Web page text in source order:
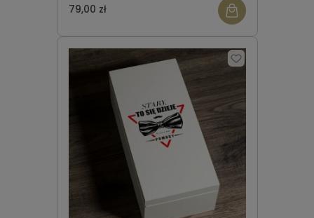
79,00 zł